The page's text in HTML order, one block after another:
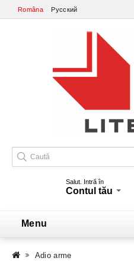
Româna Русский
Salut. Intră în
Contul tău
Menu
Adio arme